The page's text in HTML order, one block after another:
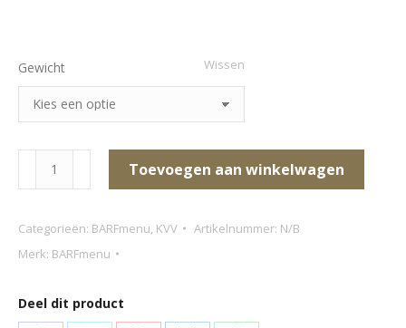
Gewicht Wissen
–
aantal
Toevoegen aan winkelwagen
Categorieën: BARFmenu, KVV Artikelnummer: N/B
Merk: BARFmenu
Deel dit product